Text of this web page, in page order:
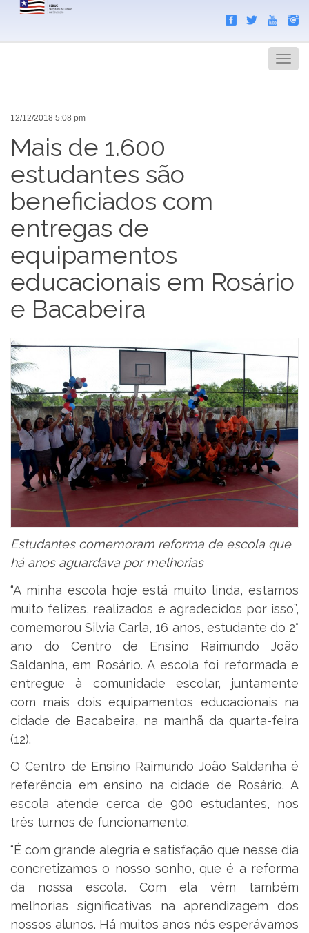
Menu
12/12/2018 5:08 pm
Mais de 1.600
estudantes são
beneficiados com
entregas de
equipamentos
educacionais em Rosário
e Bacabeira
Estudantes comemoram reforma de escola que
há anos aguardava por melhorias
“A minha escola hoje está muito linda, estamos
muito felizes, realizados e agradecidos por isso”,
comemorou Silvia Carla, 16 anos, estudante do 2°
ano do Centro de Ensino Raimundo João
Saldanha, em Rosário. A escola foi reformada e
entregue à comunidade escolar, juntamente
com mais dois equipamentos educacionais na
cidade de Bacabeira, na manhã da quarta-feira
(12).
O Centro de Ensino Raimundo João Saldanha é
referência em ensino na cidade de Rosário. A
escola atende cerca de 900 estudantes, nos
três turnos de funcionamento.
“É com grande alegria e satisfação que nesse dia
concretizamos o nosso sonho, que é a reforma
da nossa escola. Com ela vêm também
melhorias significativas na aprendizagem dos
nossos alunos. Há muitos anos nós esperávamos